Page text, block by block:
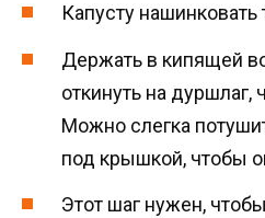
Капусту
Держать в кипящей
откинуть на дуршлаг,
Можно слегка
под крышкой, чтобы
Этот шаг нужен,